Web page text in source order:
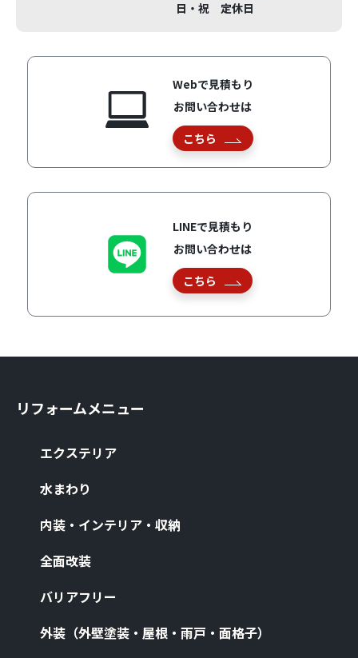
日・祝 定休日
Webで見積もり
お問い合わせは
こちら
LINEで見積もり
お問い合わせは
こちら
リフォームメニュー
エクステリア
⽔まわり
内装・インテリア・収納
全⾯改装
バリアフリー
外装（外壁塗装・屋根・⾬⼾・⾯格⼦）